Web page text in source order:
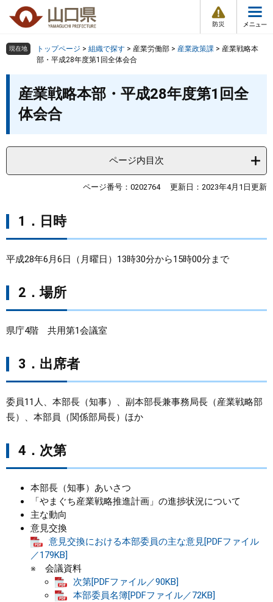
の
頭
ー
飛
情
報
メ
ュ
組織で探す
しごと・産業・観光
まちづくり
県政情報
検索の仕方 組織で探す サイトマップで探す
現在地 トップページ > 組織で探す > 産業労働部 > 産業政策課 > 産業戦略本
部・平成28年度第1回全体会合
産業戦略本部・平成28年度第1回全
体会合
ページ内目次
ページ番号：0202764 更新日：2023年4月1日更新
1．日時
平成28年6月6日（月曜日）13時30分から15時00分まで
2．場所
県庁4階 共用第1会議室
3．出席者
委員11人、本部長（知事）、副本部長兼事務局長（産業戦略部
長）、本部員（関係部局長）ほか
4．次第
本部長（知事）あいさつ
「やまぐち産業戦略推進計画」の進捗状況について
主な動向
意見交換
意見交換における本部委員の主な意見[PDFファイル
／179KB]
※ 会議資料
次第[PDFファイル／90KB]
本部委員名簿[PDFファイル／72KB]